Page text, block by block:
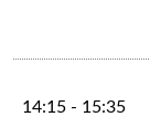
14:15 - 15:35